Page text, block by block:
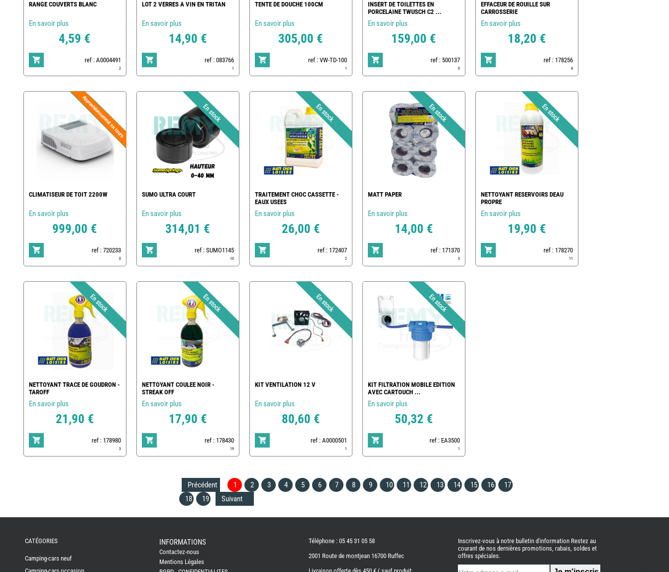
RANGE COUVERTS BLANC
En savoir plus
4,59 €
ref : A0004491
2
LOT 2 VERRES A VIN EN TRITAN
En savoir plus
14,90 €
ref : 083766
1
TENTE DE DOUCHE 100CM
En savoir plus
305,00 €
ref : VW-TD-100
1
INSERT DE TOILETTES EN
PORCELAINE TWUSCH C2 ...
En savoir plus
159,00 €
ref : 500137
0
EFFACEUR DE ROUILLE SUR
CARROSSERIE
En savoir plus
18,20 €
ref : 178256
4
CLIMATISEUR DE TOIT 2200W
En savoir plus
999,00 €
ref : 720233
0
SUMO ULTRA COURT
En savoir plus
314,01 €
ref : SUMO1145
10
TRAITEMENT CHOC CASSETTE -
EAUX USEES
En savoir plus
26,00 €
ref : 172407
2
MATT PAPER
En savoir plus
14,00 €
ref : 171370
3
NETTOYANT RESERVOIRS DEAU
PROPRE
En savoir plus
19,90 €
ref : 178270
11
NETTOYANT TRACE DE GOUDRON -
TAROFF
En savoir plus
21,90 €
ref : 178980
3
NETTOYANT COULEE NOIR -
STREAK OFF
En savoir plus
17,90 €
ref : 178430
19
KIT VENTILATION 12 V
En savoir plus
80,60 €
ref : A0000501
1
KIT FILTRATION MOBILE EDITION
AVEC CARTOUCH ...
En savoir plus
50,32 €
ref : EA3500
1
Précédent 1 2 3 4 5 6 7 8 9 10 11 12 13 14 15 16
17
18
19 Suivant
FRERESCATÉGORIES
Camping-cars neuf
INFORMATIONS
Contactez-nous
Mentions Légales
Téléphone : 05 45 31 05 58
2001 Route de montjean 16700 Ruffec
Inscrivez-vous à notre bulletin d'information Restez au
courant de nos dernières promotions, rabais, soldes et
offres spéciales.